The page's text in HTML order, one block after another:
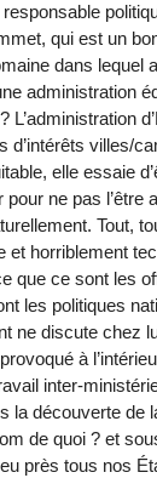
qui est un
dans lequel
administration
L’administration
d’intérêts villes/
elle essaie
pour ne pas l’être
Tout,
et horriblement
que ce sont les
les politiques
ne discute chez
à
inter-
la découverte de
de quoi ? et
près tous nos